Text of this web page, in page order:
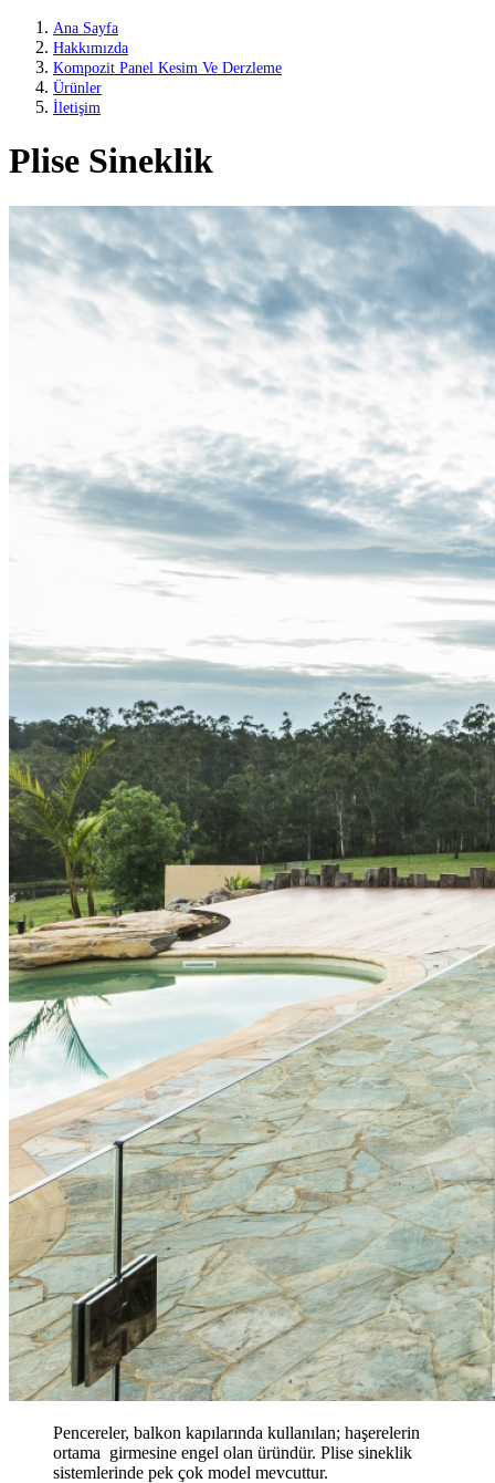
Ana Sayfa
Hakkımızda
Kompozit Panel Kesim Ve Derzleme
Ürünler
İletişim
Plise Sineklik
Pencereler, balkon kapılarında kullanılan; haşerelerin
ortama girmesine engel olan üründür. Plise sineklik
sistemlerinde pek çok model mevcuttur.